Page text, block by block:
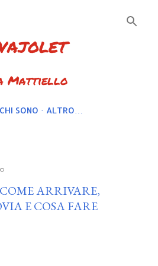
Mattiello
CHI SONO ALTRO…
ARRIVARE,
E COSA FARE